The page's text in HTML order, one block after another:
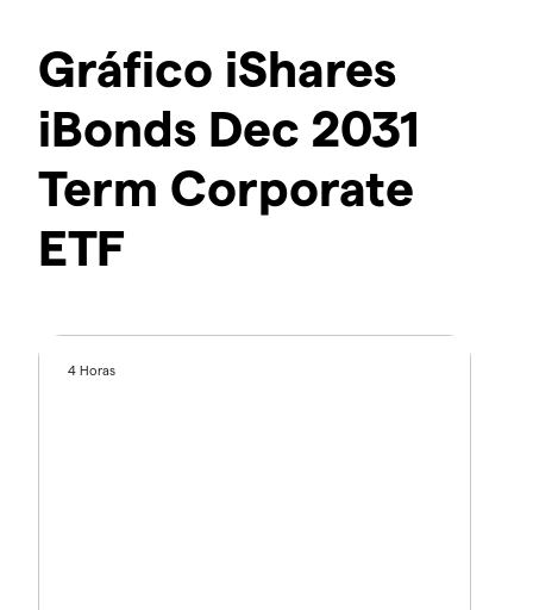
Gráfico iShares
iBonds Dec 2031
Term Corporate
ETF
4 Horas